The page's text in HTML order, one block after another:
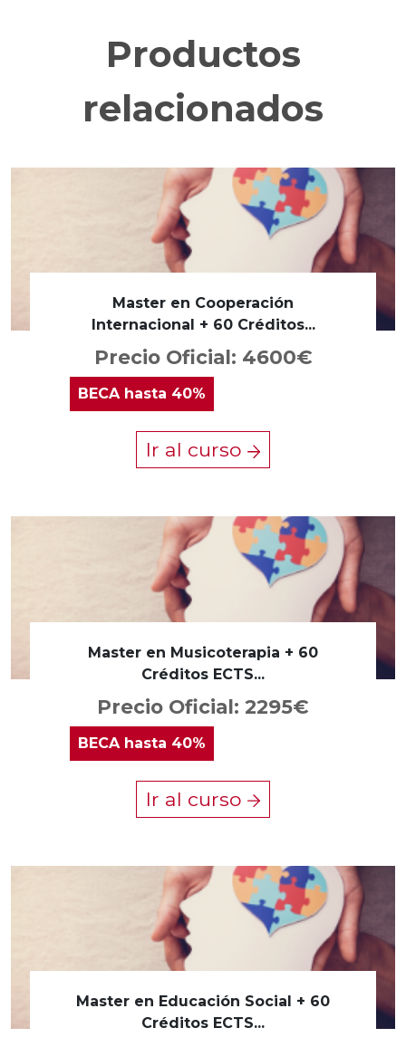
Productos
relacionados
Master en Cooperación
Internacional + 60 Créditos...
Precio Oficial: 4600€
BECAhasta 40%
Ir al curso
Master en Musicoterapia + 60
Créditos ECTS...
Precio Oficial: 2295€
BECA hasta 40%
Ir al curso
Master en Educación Social + 60
Créditos ECTS...